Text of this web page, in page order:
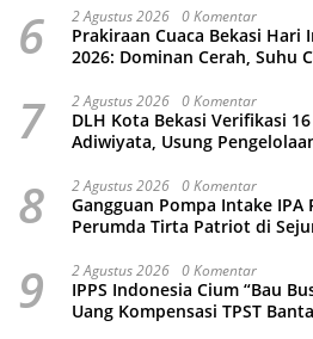
6 2 Agustus 2026 0 Komentar
Prakiraan Cuaca Bekasi Hari
2026: Dominan Cerah, Suhu
7 2 Agustus 2026 0 Komentar
DLH Kota Bekasi Verifikasi
Adiwiyata, Usung
8 2 Agustus 2026 0 Komentar
Gangguan Pompa Intake
Perumda Tirta Patriot di
9 2 Agustus 2026 0 Komentar
IPPS Indonesia Cium “Bau
Uang Kompensasi TPST